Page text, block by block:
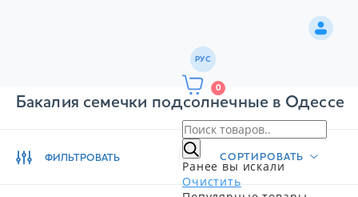
РУС
0
Ранее вы искали
Очистить
Бакалия семечки подсолнечные в Одессе
ФИЛЬТРОВАТЬ СОРТИРОВАТЬ